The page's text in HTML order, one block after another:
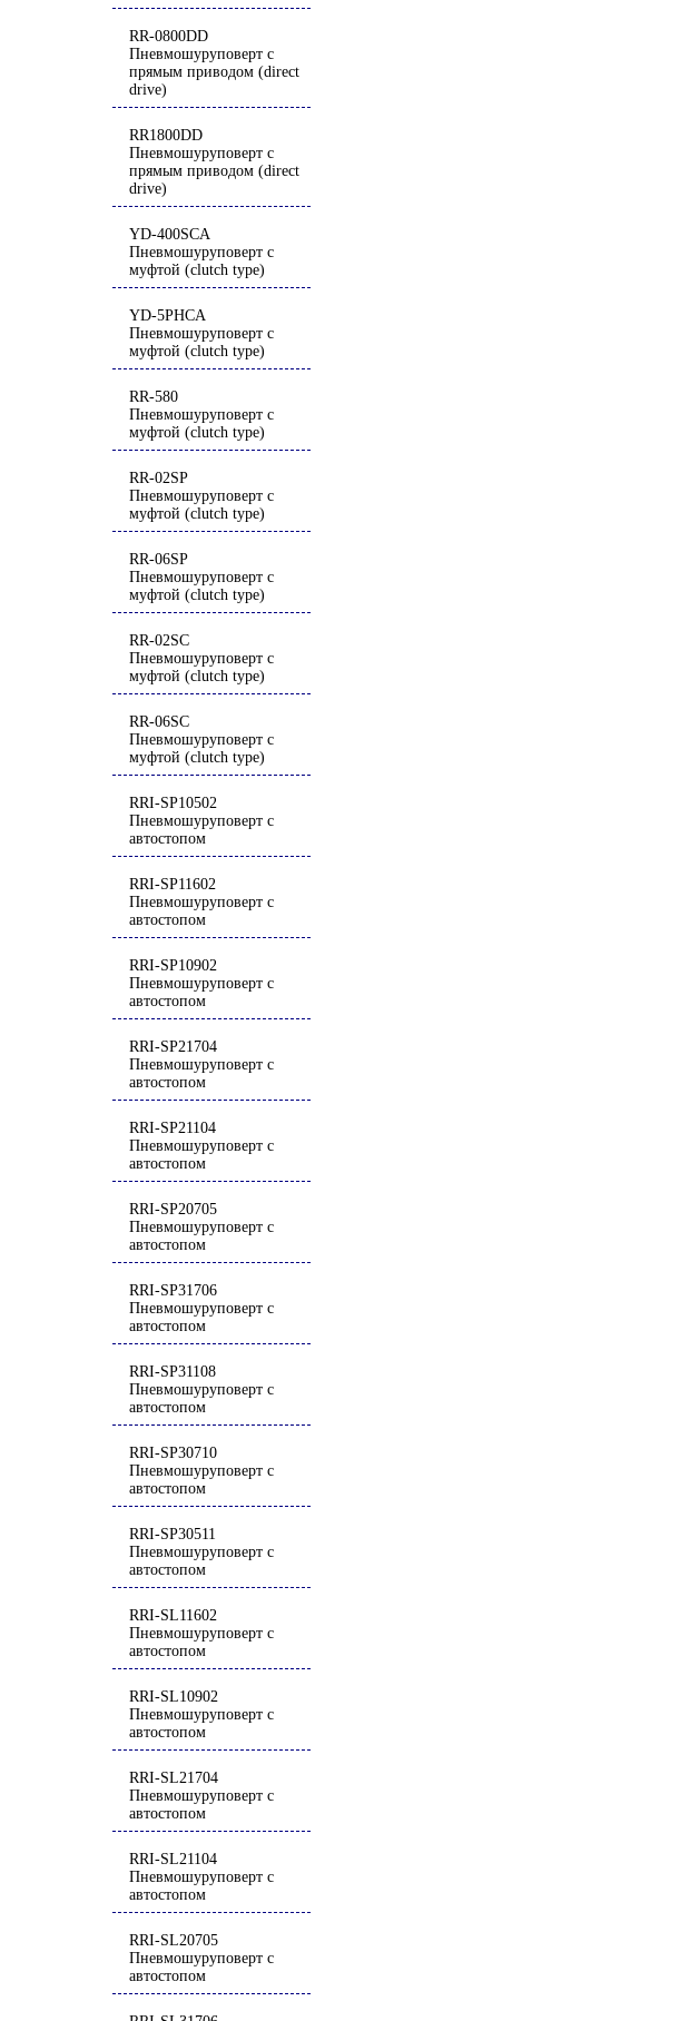
RR-0800DD
Пневмошуруповерт с
прямым приводом (direct
drive)
RR1800DD
Пневмошуруповерт с
прямым приводом (direct
drive)
YD-400SCA
Пневмошуруповерт с
муфтой (clutch type)
YD-5PHCA
Пневмошуруповерт с
муфтой (clutch type)
RR-580
Пневмошуруповерт с
муфтой (clutch type)
RR-02SP
Пневмошуруповерт с
муфтой (clutch type)
RR-06SP
Пневмошуруповерт с
муфтой (clutch type)
RR-02SC
Пневмошуруповерт с
муфтой (clutch type)
RR-06SC
Пневмошуруповерт с
муфтой (clutch type)
RRI-SP10502
Пневмошуруповерт с
автостопом
RRI-SP11602
Пневмошуруповерт с
автостопом
RRI-SP10902
Пневмошуруповерт с
автостопом
RRI-SP21704
Пневмошуруповерт с
автостопом
RRI-SP21104
Пневмошуруповерт с
автостопом
RRI-SP20705
Пневмошуруповерт с
автостопом
RRI-SP31706
Пневмошуруповерт с
автостопом
RRI-SP31108
Пневмошуруповерт с
автостопом
RRI-SP30710
Пневмошуруповерт с
автостопом
RRI-SP30511
Пневмошуруповерт с
автостопом
RRI-SL11602
Пневмошуруповерт с
автостопом
RRI-SL10902
Пневмошуруповерт с
автостопом
RRI-SL21704
Пневмошуруповерт с
автостопом
RRI-SL21104
Пневмошуруповерт с
автостопом
RRI-SL20705
Пневмошуруповерт с
автостопом